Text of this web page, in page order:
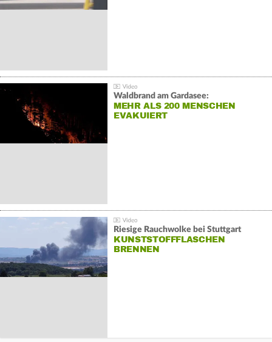
Waldbrand am Gardasee:
MEHR ALS 200 MENSCHEN
EVAKUIERT
Riesige Rauchwolke bei Stuttgart
KUNSTSTOFFFLASCHEN
BRENNEN